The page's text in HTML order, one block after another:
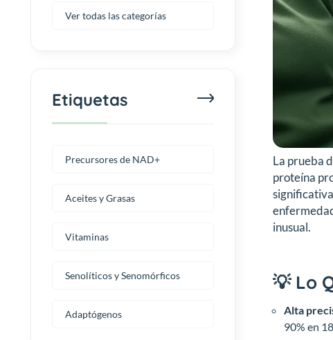
La prueba
proteína
inusual.
💡 Lo
Alta
90% en
Ver todas las categorías
Etiquetas
Precursores de NAD+
Aceites y Grasas
Vitaminas
Senolíticos y Senomórficos
Adaptógenos